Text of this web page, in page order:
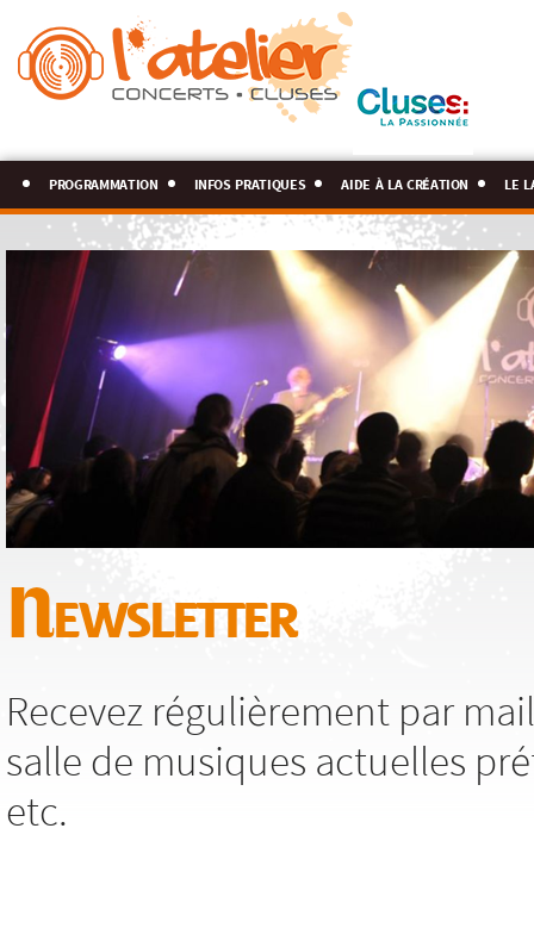
programmation infos pratiques aide à la création le
Newsletter
Recevez régulièrement par
salle de musiques actuelles
etc.